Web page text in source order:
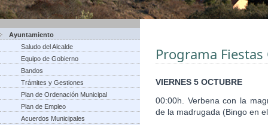
Ayuntamiento
Saludo del Alcalde
Equipo de Gobierno
Bandos
Trámites y Gestiones
Plan de Ordenación Municipal
Plan de Empleo
Acuerdos Municipales
Programa
VIERNES 5 OCTUBRE
00:00h. Verbena con la
de la madrugada (Bingo en